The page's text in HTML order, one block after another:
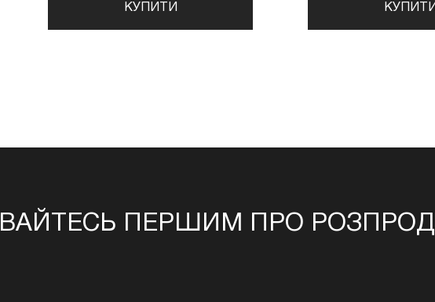
КУПИТИ КУПИТИ
ПЕРШИМ ПРО